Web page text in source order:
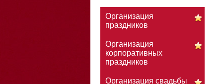
Организация
праздников
Организация
корпоративных
праздников
Организация свадьбы